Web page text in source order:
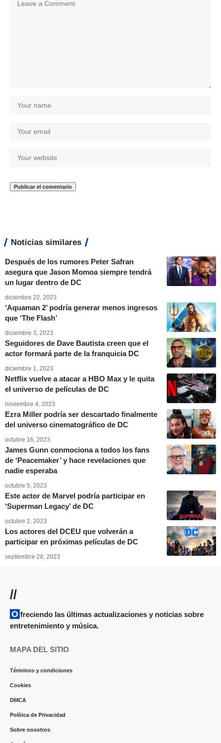
Noticias similares
Después de los rumores Peter Safran
asegura que Jason Momoa siempre tendrá
un lugar dentro de DC
diciembre 22, 2023
‘Aquaman 2’ podría generar menos ingresos
que ‘The Flash’
diciembre 3, 2023
Seguidores de Dave Bautista creen que el
actor formará parte de la franquicia DC
diciembre 1, 2023
Netflix vuelve a atacar a HBO Max y le quita
el universo de películas de DC
noviembre 4, 2023
Ezra Miller podría ser descartado finalmente
del universo cinematográfico de DC
octubre 16, 2023
James Gunn conmociona a todos los fans
de ‘Peacemaker’ y hace revelaciones que
nadie esperaba
octubre 5, 2023
Este actor de Marvel podría participar en
‘Superman Legacy’ de DC
octubre 2, 2023
Los actores del DCEU que volverán a
participar en próximas películas de DC
septiembre 28, 2023
//
Ofreciendo las últimas actualizaciones y noticias sobre
entretenimiento y música.
MAPA DEL SITIO
Términos y condiciones
Cookies
DMCA
Política de Privacidad
Sobre nosotros